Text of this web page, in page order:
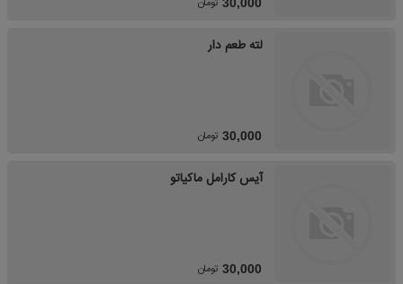
لته طعم دار
30,000 تومان
آیس کارامل ماکیاتو
30,000 تومان